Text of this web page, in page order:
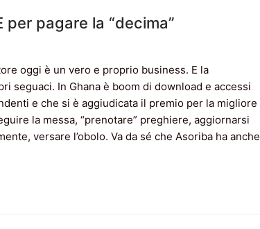
per pagare la “decima”
oggi è un vero e proprio business. E la
seguaci. In Ghana è boom di download e accessi
e che si è aggiudicata il premio per la migliore
la messa, “prenotare” preghiere, aggiornarsi
versare l’obolo. Va da sé che Asoriba ha anche